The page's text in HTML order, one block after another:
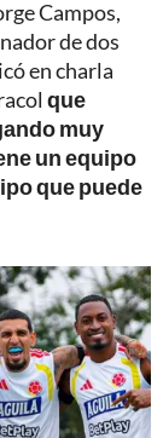
Campos,
de dos
en charla
que
muy
un equipo
que puede